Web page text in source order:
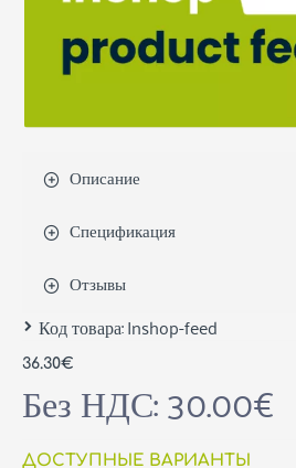
Описание
Спецификация
Отзывы
Код товара:Inshop-feed
36.30€
Без НДС: 30.00€
ДОСТУПНЫЕ ВАРИАНТЫ